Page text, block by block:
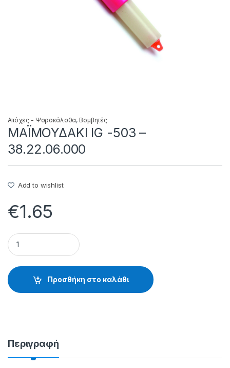
Απόχες - Ψαροκάλαθα,Βομβητές
ΜΑΪΜΟΥΔΑΚΙ IG -503 –
38.22.06.000
Add to wishlist
€1.65
ΜΑΪΜΟΥΔΑΚΙ IG -503 - 38.22.06.000 quantity
Προσθήκη στο καλάθι
Περιγραφή